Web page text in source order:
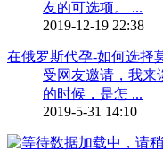
友的可选项。 ...
2019-12-19 22:38
在俄罗斯代孕-如何选择
受网友邀请，我来
的时候，是怎 ...
2019-5-31 14:10
数据加载中，请